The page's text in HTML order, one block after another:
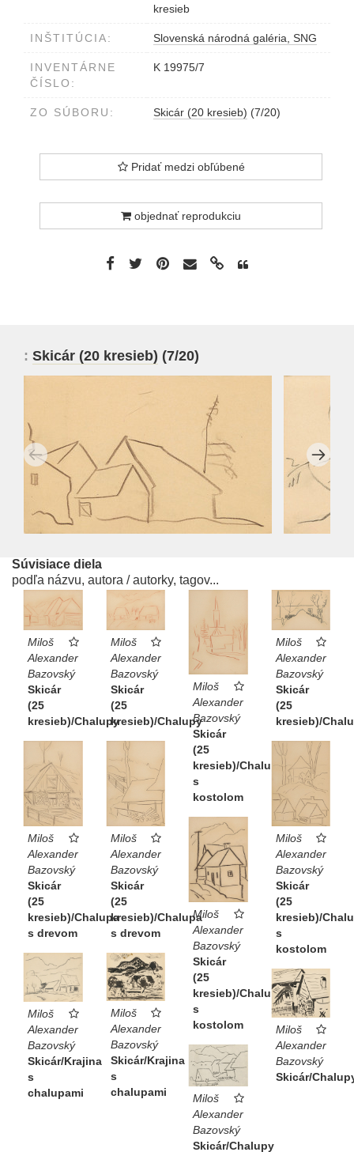
kresieb
INŠTITÚCIA: Slovenská národná galéria, SNG
INVENTÁRNE
ČÍSLO:
K 19975/7
ZO SÚBORU: Skicár (20 kresieb) (7/20)
Pridať medzi obľúbené
objednať reprodukciu
: Skicár (20 kresieb) (7/20)
Súvisiace diela
podľa názvu, autora / autorky, tagov...
Miloš
Alexander
Bazovský
Skicár
(25
kresieb)/Chalupy
Miloš
Alexander
Bazovský
Skicár
(25
kresieb)/Chalupy
Miloš
Alexander
Bazovský
Skicár
(25
kresieb)/Chalupy
s
kostolom
Miloš
Alexander
Bazovský
Skicár
(25
kresieb)/
Miloš
Alexander
Bazovský
Skicár
(25
kresieb)/Chalupa
s drevom
Miloš
Alexander
Bazovský
Skicár
(25
kresieb)/Chalupa
s drevom
Miloš
Alexander
Bazovský
Skicár
(25
kresieb)/
s
kostolom
Miloš
Alexander
Bazovský
Skicár
(25
kresieb)/Chalupy
s
kostolom
Miloš
Alexander
Bazovský
Skicár/Krajina
s
chalupami
Miloš
Alexander
Bazovský
Skicár/Krajina
s
chalupami
Miloš
Alexander
Bazovský
Skicár/
Miloš
Alexander
Bazovský
Skicár/Chalupy